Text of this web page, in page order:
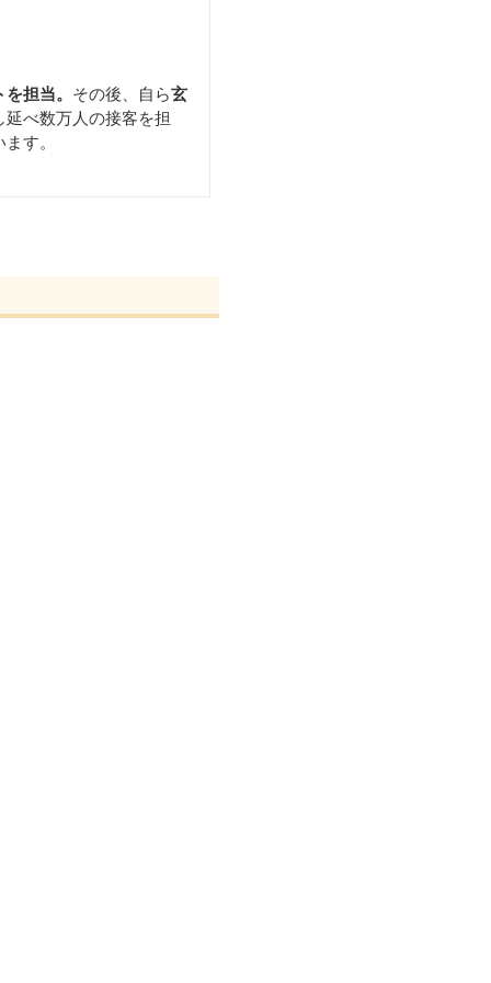
担当。 その後、自ら玄
べ数万人の接客を担
す。